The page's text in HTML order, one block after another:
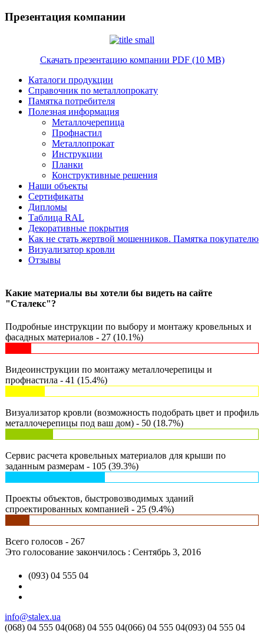
Презентация компании
Скачать презентацию компании PDF (10 MB)
Каталоги продукции
Справочник по металлопрокату
Памятка потребителя
Полезная информация
Металлочерепица
Профнастил
Металлопрокат
Инструкции
Планки
Конструктивные решения
Наши объекты
Сертификаты
Дипломы
Таблица RAL
Декоративные покрытия
Как не стать жертвой мошенников. Памятка покупателю
Визуализатор кровли
Отзывы
Какие материалы вы хотели бы видеть на сайте
"Сталекс"?
Подробные инструкции по выбору и монтажу кровельных и
фасадных материалов - 27 (10.1%)
Видеоинструкции по монтажу металлочерепицы и
профнастила - 41 (15.4%)
Визуализатор кровли (возможность подобрать цвет и профиль
металлочерепицы под ваш дом) - 50 (18.7%)
Сервис расчета кровельных материалов для крыши по
заданным размерам - 105 (39.3%)
Проекты объектов, быстровозводимых зданий
спроектированных компанией - 25 (9.4%)
Всего голосов - 267
Это голосование закончилось : Сентябрь 3, 2016
(093) 04 555 04
info@stalex.ua
(068) 04 555 04(068) 04 555 04(066) 04 555 04(093) 04 555 04